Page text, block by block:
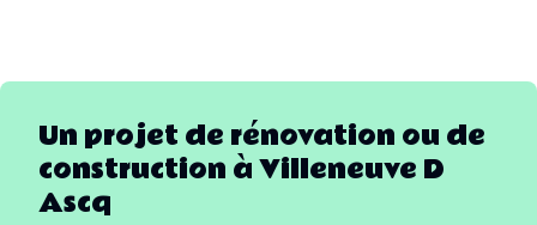
Un projet de rénovation ou de
construction àVilleneuve D
Ascq